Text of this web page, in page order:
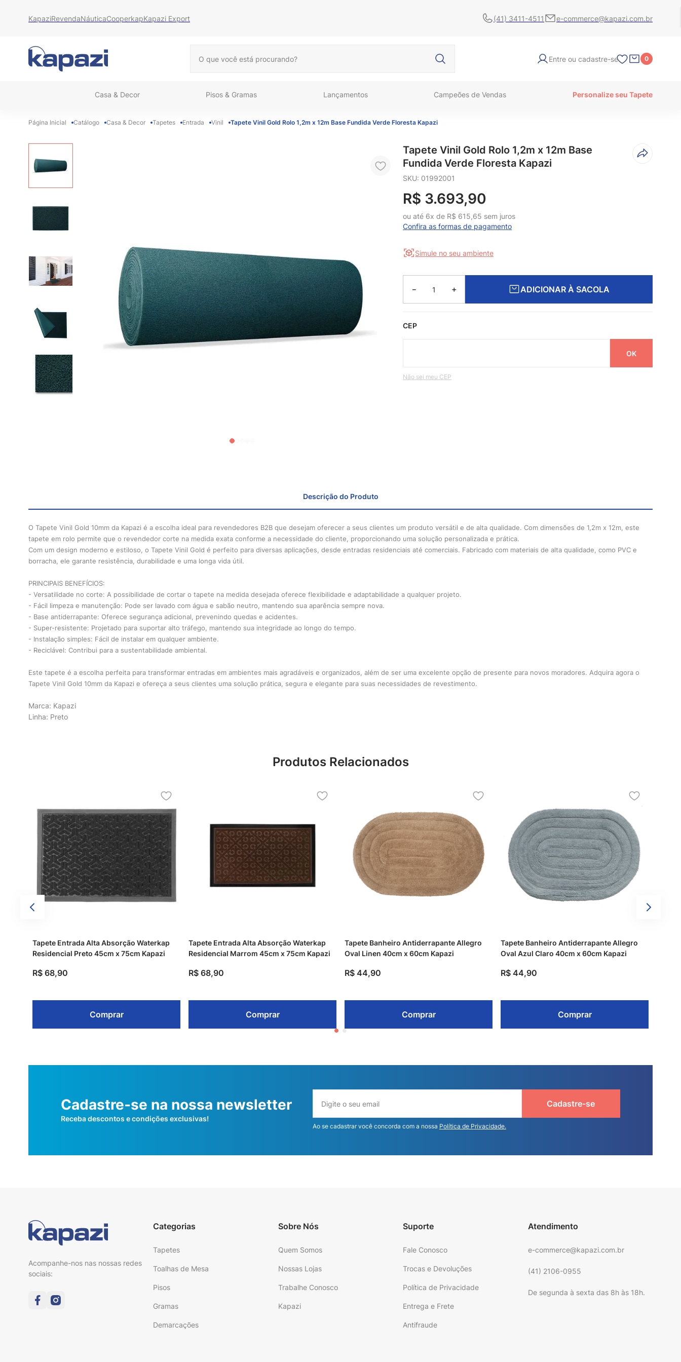
KapaziRevendaNáuticaCooperkapKapazi Export (41) 3411-4511 e-commerce@kapazi.com.br
Entre ou cadastre-se 0
Casa & Decor Pisos & Gramas Lançamentos Campeões de Vendas Personalize seu Tapete
Catálogo Casa & Decor Tapetes Entrada Vinil Tapete Vinil Gold Rolo 1,2m x 12m Base Fundida Verde Floresta Kapazi
Tapete Vinil Gold Rolo 1,2m x 12m Base
Fundida Verde Floresta Kapazi
SKU: 01992001
R$ 3.693,90
ou até 6x de R$ 615,65 sem juros
Confira as formas de pagamento
Simule no seu ambiente
＋
－ ADICIONAR À SACOLA
CEP
Não sei meu CEP
Descrição do Produto
O Tapete Vinil Gold 10mm da Kapazi é a escolha ideal para revendedores B2B que desejam oferecer a seus clientes um produto versátil e de alta qualidade. Com dimensões de 1,2m x 12m, este
tapete em rolo permite que o revendedor corte na medida exata conforme a necessidade do cliente, proporcionando uma solução personalizada e prática.
Com um design moderno e estiloso, o Tapete Vinil Gold é perfeito para diversas aplicações, desde entradas residenciais até comerciais. Fabricado com materiais de alta qualidade, como PVC e
borracha, ele garante resistência, durabilidade e uma longa vida útil.
PRINCIPAIS BENEFÍCIOS:
- Versatilidade no corte: A possibilidade de cortar o tapete na medida desejada oferece flexibilidade e adaptabilidade a qualquer projeto.
- Fácil limpeza e manutenção: Pode ser lavado com água e sabão neutro, mantendo sua aparência sempre nova.
- Base antiderrapante: Oferece segurança adicional, prevenindo quedas e acidentes.
- Super-resistente: Projetado para suportar alto tráfego, mantendo sua integridade ao longo do tempo.
- Instalação simples: Fácil de instalar em qualquer ambiente.
- Reciclável: Contribui para a sustentabilidade ambiental.
Este tapete é a escolha perfeita para transformar entradas em ambientes mais agradáveis e organizados, além de ser uma excelente opção de presente para novos moradores. Adquira agora o
Tapete Vinil Gold 10mm da Kapazi e ofereça a seus clientes uma solução prática, segura e elegante para suas necessidades de revestimento.
Marca: Kapazi
Linha: Preto
Produtos Relacionados
Tapete Entrada Alta Absorção Waterkap
Residencial Preto 45cm x 75cm Kapazi
R$ 68,90
Comprar
Tapete Entrada Alta Absorção Waterkap
Residencial Marrom 45cm x 75cm Kapazi
R$ 68,90
Comprar
Tapete Banheiro Antiderrapante Allegro
Oval Linen 40cm x 60cm Kapazi
R$ 44,90
Comprar
Tapete Banheiro Antiderrapante Allegro
Oval Azul Claro 40cm x 60cm Kapazi
R$ 44,90
Comprar
Cadastre-se na nossa newsletter
Receba descontos e condições exclusivas!
Cadastre-se
Ao se cadastrar você concorda com a nossa Política de Privacidade.
Acompanhe-nos nas nossas redes
sociais:
Categorias
Tapetes
Toalhas de Mesa
Pisos
Gramas
Demarcações
Sobre Nós
Quem Somos
Nossas Lojas
Trabalhe Conosco
Kapazi
Suporte
Fale Conosco
Trocas e Devoluções
Política de Privacidade
Entrega e Frete
Antifraude
Atendimento
e-commerce@kapazi.com.br
(41) 2106-0955
De segunda à sexta das 8h às 18h.